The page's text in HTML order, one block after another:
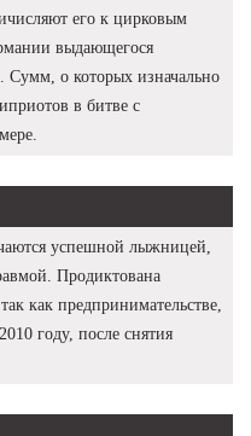
его к цирковым
выдающегося
Сумм, о которых изначально
в битве с
успешной лыжницей,
Продиктована
как предпринимательстве,
году, после снятия